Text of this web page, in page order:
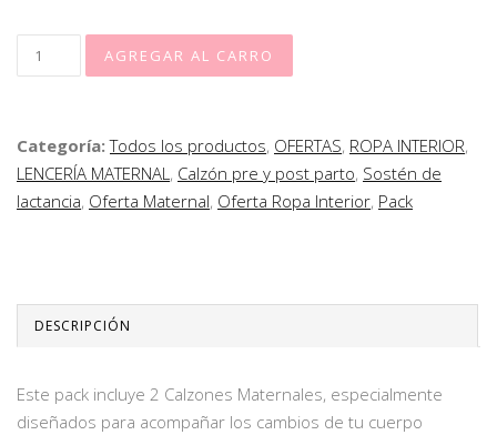
Categoría:Todos los productos, OFERTAS, ROPA INTERIOR,
LENCERÍA MATERNAL, Calzón pre y post parto, Sostén de
lactancia, Oferta Maternal, Oferta Ropa Interior, Pack
DESCRIPCIÓN
Este pack incluye 2 Calzones Maternales, especialmente
diseñados para acompañar los cambios de tu cuerpo